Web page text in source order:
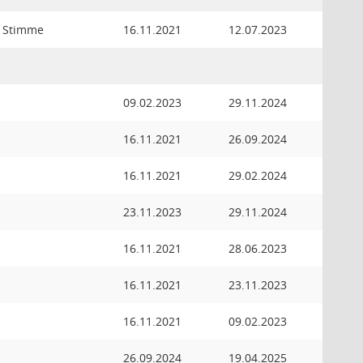
16.11.2021 12.07.2023
09.02.2023 29.11.2024
16.11.2021 26.09.2024
16.11.2021 29.02.2024
23.11.2023 29.11.2024
16.11.2021 28.06.2023
16.11.2021 23.11.2023
16.11.2021 09.02.2023
26.09.2024 19.04.2025